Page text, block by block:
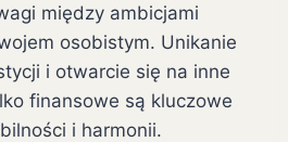
między ambicjami
osobistym. Unikanie
i otwarcie się na inne
finansowe są kluczowe
i harmonii.